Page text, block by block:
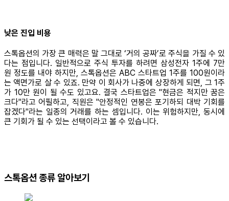
낮은 진입 비용
스톡옵션의 가장 큰 매력은 말 그대로 ‘거의 공짜’로 주식을 가질 수 있
다는 점입니다. 일반적으로 주식 투자를 하려면 삼성전자 1주에 7만
원 정도를 내야 하지만, 스톡옵션은 ABC 스타트업 1주를 100원이라
는 액면가로 살 수 있죠. 만약 이 회사가 나중에 상장하게 되면, 그 1주
가 10만 원이 될 수도 있고요. 결국 스타트업은 "현금은 적지만 꿈은
크다"라고 어필하고, 직원은 "안정적인 연봉은 포기하되 대박 기회를
잡겠다"라는 일종의 거래를 하는 셈입니다. 이는 위험하지만, 동시에
큰 기회가 될 수 있는 선택이라고 볼 수 있습니다.
스톡옵션 종류 알아보기